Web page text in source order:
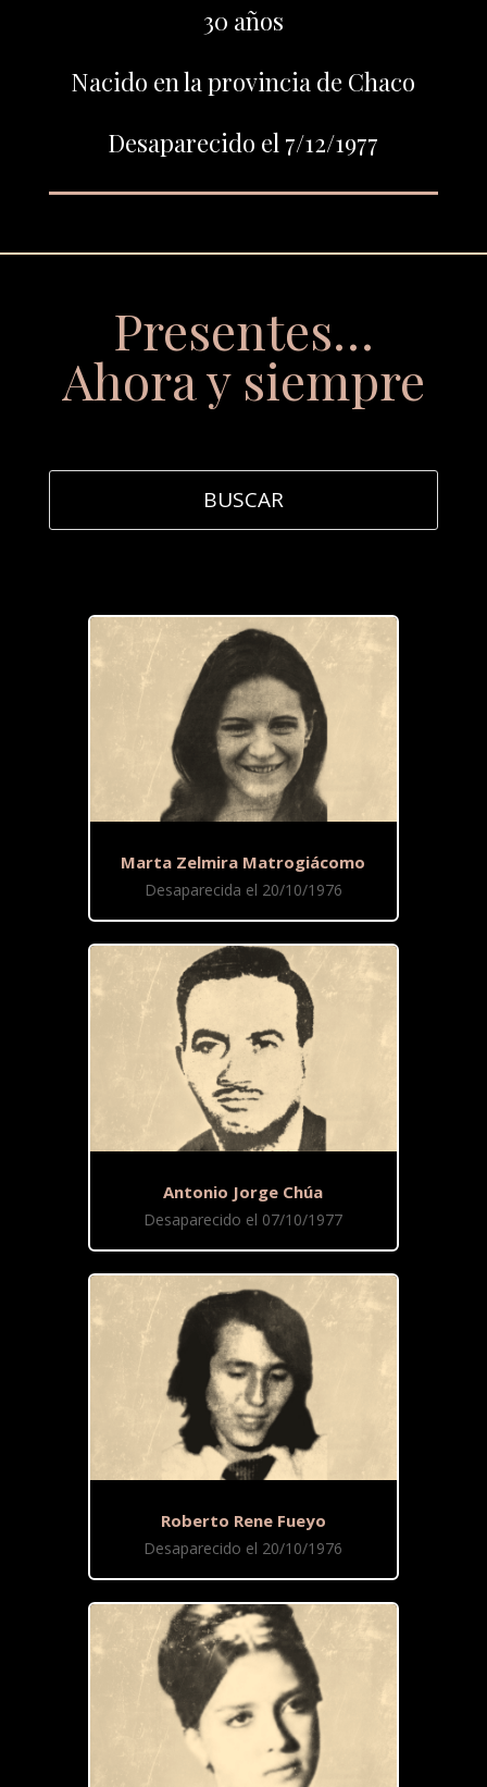
30 años
Nacido en la provincia de Chaco
Desaparecido el 7/12/1977
Presentes…
Ahora y siempre
Marta Zelmira Matrogiácomo
Desaparecida el 20/10/1976
Antonio Jorge Chúa
Desaparecido el 07/10/1977
Roberto Rene Fueyo
Desaparecido el 20/10/1976